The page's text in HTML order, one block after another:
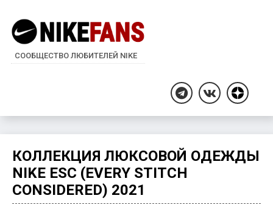
СООБЩЕСТВО ЛЮБИТЕЛЕЙ NIKE
TelegramВКонтакте
Дзен
КОЛЛЕКЦИЯ ЛЮКСОВОЙ ОДЕЖДЫ
NIKE ESC (EVERY STITCH
CONSIDERED) 2021